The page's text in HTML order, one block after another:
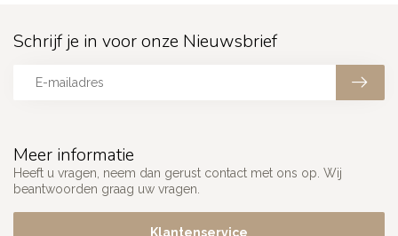
Meer informatie
Heeft u vragen, neem dan gerust contact met ons op. Wij
beantwoorden graag uw vragen.
Klantenservice
Schrijf je in voor onze Nieuwsbrief